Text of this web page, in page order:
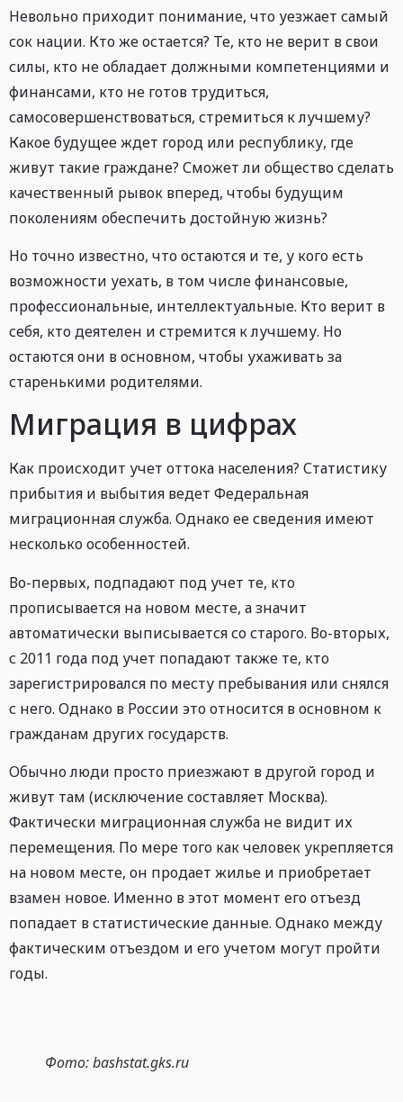
Невольно приходит понимание, что уезжает самый
сок нации. Кто же остается? Те, кто не верит в свои
силы, кто не обладает должными компетенциями и
финансами, кто не готов трудиться,
самосовершенствоваться, стремиться к лучшему?
Какое будущее ждет город или республику, где
живут такие граждане? Сможет ли общество сделать
качественный рывок вперед, чтобы будущим
поколениям обеспечить достойную жизнь?
Но точно известно, что остаются и те, у кого есть
возможности уехать, в том числе финансовые,
профессиональные, интеллектуальные. Кто верит в
себя, кто деятелен и стремится к лучшему. Но
остаются они в основном, чтобы ухаживать за
старенькими родителями.
Миграция в цифрах
Как происходит учет оттока населения? Статистику
прибытия и выбытия ведет Федеральная
миграционная служба. Однако ее сведения имеют
несколько особенностей.
Во-первых, подпадают под учет те, кто
прописывается на новом месте, а значит
автоматически выписывается со старого. Во-вторых,
с 2011 года под учет попадают также те, кто
зарегистрировался по месту пребывания или снялся
с него. Однако в России это относится в основном к
гражданам других государств.
Обычно люди просто приезжают в другой город и
живут там (исключение составляет Москва).
Фактически миграционная служба не видит их
перемещения. По мере того как человек укрепляется
на новом месте, он продает жилье и приобретает
взамен новое. Именно в этот момент его отъезд
попадает в статистические данные. Однако между
фактическим отъездом и его учетом могут пройти
годы.
Фото: bashstat.gks.ru